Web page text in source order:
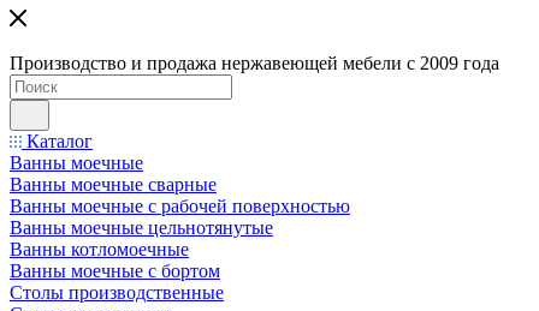
Производство и продажа нержавеющей мебели с 2009 года
Каталог
Ванны моечные
Ванны моечные сварные
Ванны моечные с рабочей поверхностью
Ванны моечные цельнотянутые
Ванны котломоечные
Ванны моечные с бортом
Столы производственные